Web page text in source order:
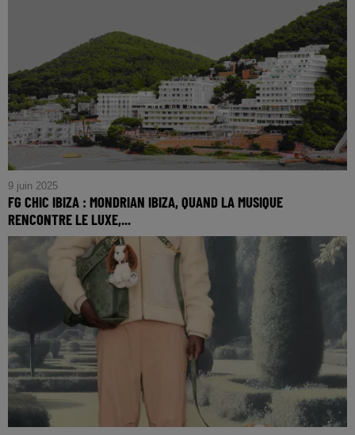
9 juin 2025
FG CHIC IBIZA : MONDRIAN IBIZA, QUAND LA MUSIQUE
RENCONTRE LE LUXE,...
FG CHIC IBIZA : MONDRIAN IBIZA, QUAND LA MUSIQUE
RENCONTRE LE LUXE, LA MER ET LA GASTRONOMIE.